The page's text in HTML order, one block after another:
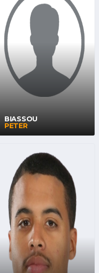
BIASSOU
PETER